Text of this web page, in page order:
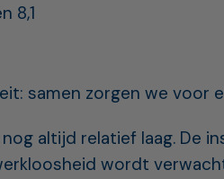
8,1
samen zorgen we voor
altijd relatief laag. De
wordt